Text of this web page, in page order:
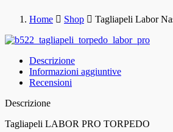
Home Shop Tagliapeli Labor
Descrizione
Informazioni aggiuntive
Recensioni
Descrizione
Tagliapeli LABOR PRO TORPEDO